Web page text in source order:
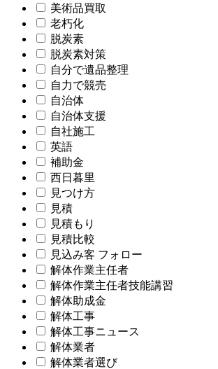
美術品買取
老朽化
脱炭素
脱炭素対策
自分で遺品整理
自力で競売
自治体
自治体支援
自社施工
英語
補助金
西日暮里
見つけ方
見積
見積もり
見積比較
見込み客 フォロー
解体作業主任者
解体作業主任者技能講習
解体助成金
解体工事
解体工事ニュース
解体業者
解体業者選び